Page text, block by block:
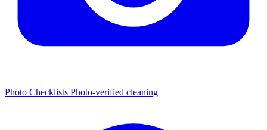
Photo Checklists Photo-verified cleaning